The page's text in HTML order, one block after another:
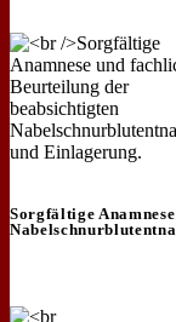
Sorgfältige